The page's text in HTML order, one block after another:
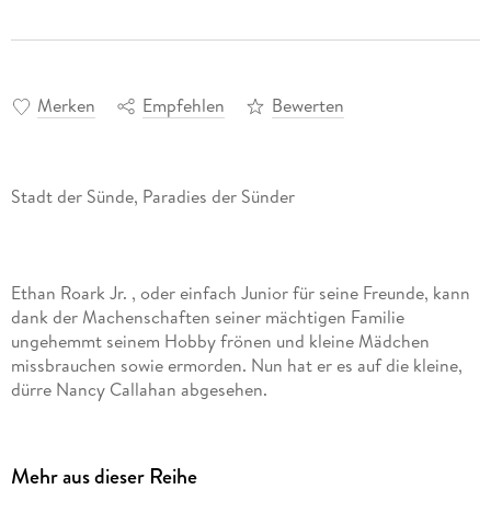
Merken Empfehlen Bewerten
Stadt der Sünde, Paradies der Sünder
Ethan Roark Jr. , oder einfach Junior für seine Freunde, kann
dank der Machenschaften seiner mächtigen Familie
ungehemmt seinem Hobby frönen und kleine Mädchen
missbrauchen sowie ermorden. Nun hat er es auf die kleine,
fürs Erste unschädlich gemacht hat und Nancy in
Mehr aus dieser Reihe